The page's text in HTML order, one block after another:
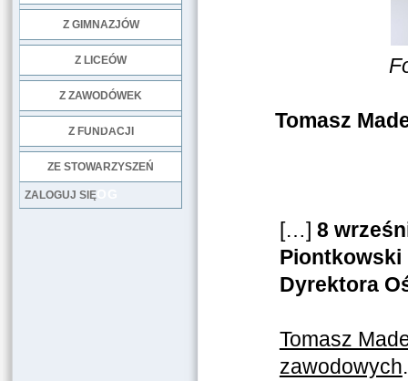
Z GIMNAZJÓW
Z LICEÓW
Z ZAWODÓWEK
Z FUNDACJI
ZE STOWARZYSZEŃ
LOG
ZALOGUJ SIĘ
Tomasz
[…] 8
Piontkowski
Dyrektora
Tomasz
zawodowych